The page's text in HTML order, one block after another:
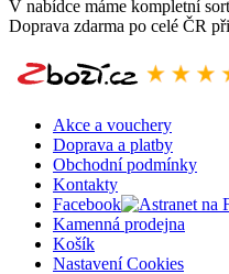
V nabídce máme kompletní
Doprava zdarma po celé ČR
Akce a vouchery
Doprava a platby
Obchodní podmínky
Kontakty
Facebook
Kamenná prodejna
Košík
Nastavení Cookies